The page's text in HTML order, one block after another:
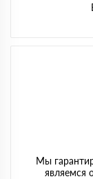
Мы
являемся